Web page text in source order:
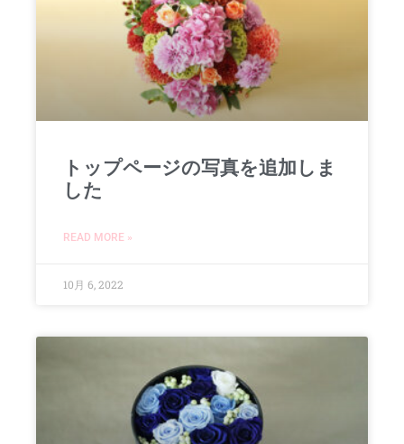
トップページの写真を追加しま
した
READ MORE »
10月 6, 2022